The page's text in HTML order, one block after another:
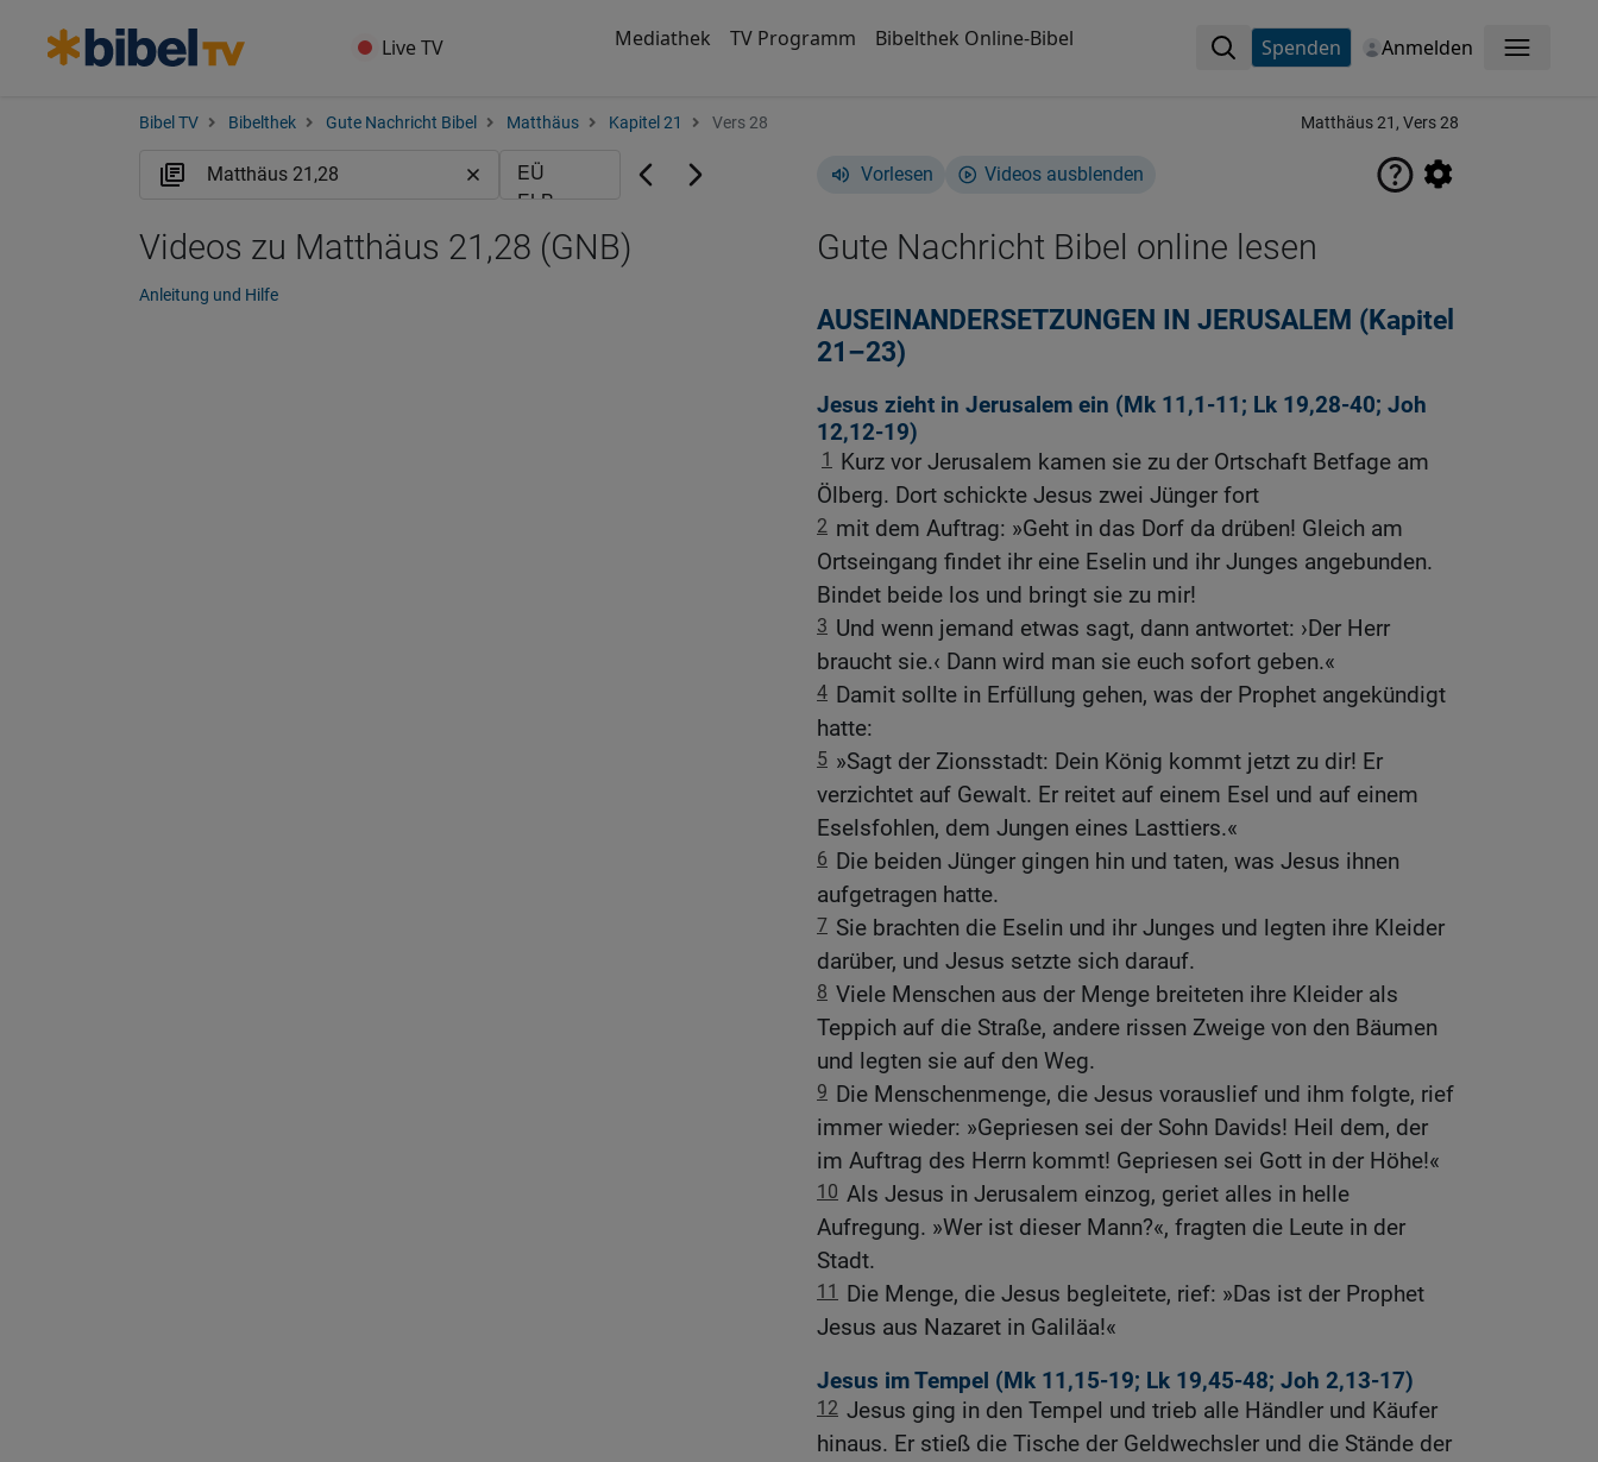
Live TV Mediathek TV Programm Bibelthek Online-Bibel Spenden Anmelden Menü
Bibel TV Bibelthek Gute Nachricht Bibel Matthäus Kapitel 21 Vers 28 Matthäus 21, Vers 28
Vorlesen Videos ausblenden
Gute Nachricht Bibel online lesen
AUSEINANDERSETZUNGEN IN JERUSALEM (Kapitel
21–23)
Jesus zieht in Jerusalem ein (Mk 11,1-11; Lk 19,28-40; Joh
12,12-19)
1
Kurz vor Jerusalem kamen sie zu der Ortschaft Betfage am
Ölberg. Dort schickte Jesus zwei Jünger fort
2 mit dem Auftrag: »Geht in das Dorf da drüben! Gleich am
Ortseingang findet ihr eine Eselin und ihr Junges angebunden.
Bindet beide los und bringt sie zu mir!
3 Und wenn jemand etwas sagt, dann antwortet: ›Der Herr
braucht sie.‹ Dann wird man sie euch sofort geben.«
4 Damit sollte in Erfüllung gehen, was der Prophet angekündigt
hatte:
5 »Sagt der Zionsstadt: Dein König kommt jetzt zu dir! Er
verzichtet auf Gewalt. Er reitet auf einem Esel und auf einem
Eselsfohlen, dem Jungen eines Lasttiers.«
6 Die beiden Jünger gingen hin und taten, was Jesus ihnen
aufgetragen hatte.
7 Sie brachten die Eselin und ihr Junges und legten ihre Kleider
darüber, und Jesus setzte sich darauf.
8 Viele Menschen aus der Menge breiteten ihre Kleider als
Teppich auf die Straße, andere rissen Zweige von den Bäumen
und legten sie auf den Weg.
9 Die Menschenmenge, die Jesus vorauslief und ihm folgte, rief
immer wieder: »Gepriesen sei der Sohn Davids! Heil dem, der
im Auftrag des Herrn kommt! Gepriesen sei Gott in der Höhe!«
10 Als Jesus in Jerusalem einzog, geriet alles in helle
Aufregung. »Wer ist dieser Mann?«, fragten die Leute in der
Stadt.
11
Die Menge, die Jesus begleitete, rief: »Das ist der Prophet
Jesus aus Nazaret in Galiläa!«
Jesus im Tempel (Mk 11,15-19; Lk 19,45-48; Joh 2,13-17)
12 Jesus ging in den Tempel und trieb alle Händler und Käufer
hinaus. Er stieß die Tische der Geldwechsler und die Stände der
Videos zu Matthäus 21,28 (GNB)
Anleitung und Hilfe